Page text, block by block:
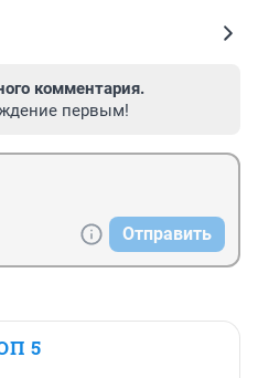
комментария.
первым!
Отправить
5